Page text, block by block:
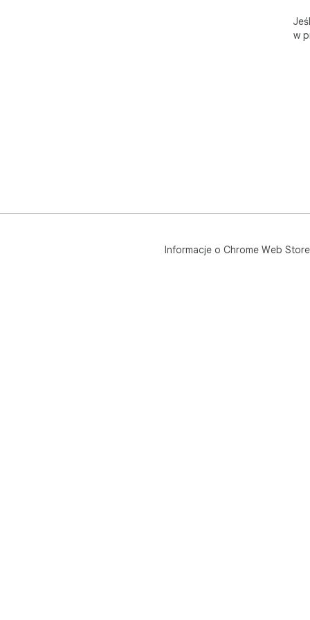
w
Informacje o Chrome Web Store